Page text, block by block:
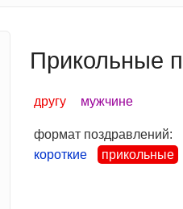
Прикольные
другу мужчине
формат поздравлений:
короткие
прикольные